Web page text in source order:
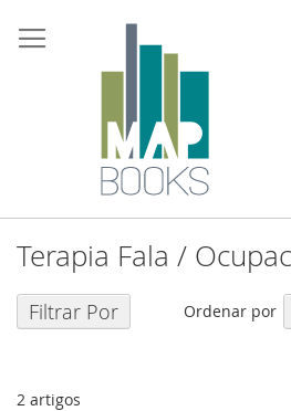
para
o
Terapia Fala /
2 artigos
Ordenar por
Filtrar Por